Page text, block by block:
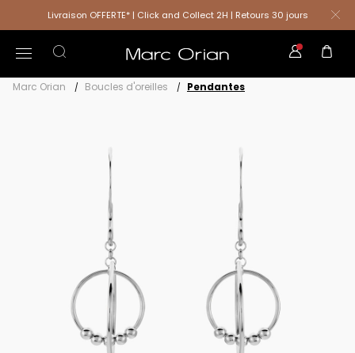
Livraison OFFERTE* | Click and Collect 2H | Retours 30 jours
Marc Orian Boucles d'oreilles Pendantes